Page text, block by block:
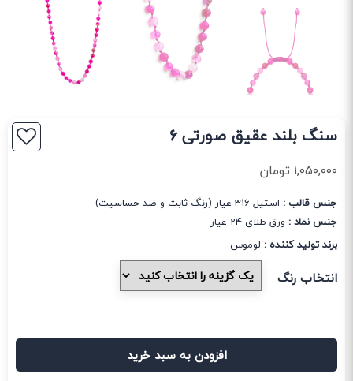
سنگ بلند عقیق صورتی 6
۱,۰۵۰,۰۰۰ تومان
جنس قالب : استیل 316 عیار (رنگ ثابت و ضد حساسیت)
جنس نماد : ورق طلای 24 عیار
برند تولید کننده : لوموس
انتخاب رنگ
افزودن به سبد خرید